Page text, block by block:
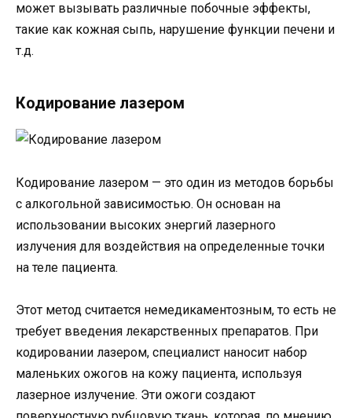
может вызывать различные побочные эффекты,
такие как кожная сыпь, нарушение функции печени и
т.д.
Кодирование лазером
Кодирование лазером — это один из методов борьбы
с алкогольной зависимостью. Он основан на
использовании высоких энергий лазерного
излучения для воздействия на определенные точки
на теле пациента.
Этот метод считается немедикаментозным, то есть не
требует введения лекарственных препаратов. При
кодировании лазером, специалист наносит набор
маленьких ожогов на кожу пациента, используя
лазерное излучение. Эти ожоги создают